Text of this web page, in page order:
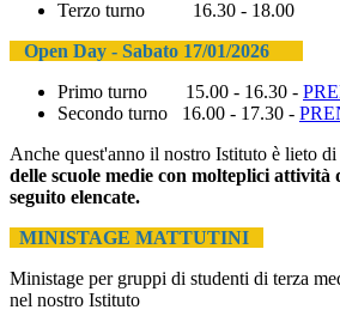
Terzo turno 16.30 - 18.00
Open Day - Sabato 17/01/2026
Primo turno 15.00 - 16.30 -
Secondo turno 16.00 - 17.30 -
Anche quest'anno il nostro Istituto è lieto di
delle scuole medie con molteplici
seguito elencate.
MINISTAGE MATTUTINI
Ministage per gruppi di studenti di terza
nel nostro Istituto